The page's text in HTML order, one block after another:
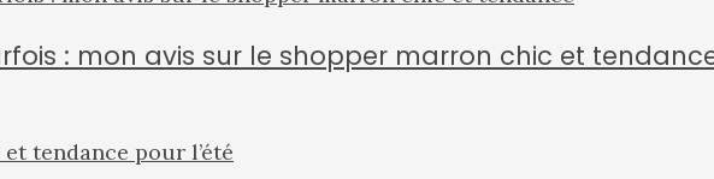
: mon avis sur le shopper marron chic et